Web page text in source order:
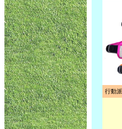
行動